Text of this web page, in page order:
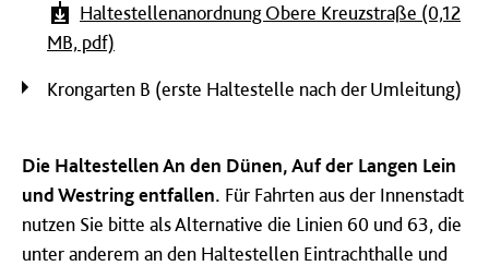
Haltestellenanordnung Obere Kreuzstraße (0,12
MB, pdf)
Krongarten B (erste Haltestelle nach der Umleitung)
Die Haltestellen An den Dünen, Auf der Langen Lein
und Westring entfallen. Für Fahrten aus der Innenstadt
nutzen Sie bitte als Alternative die Linien 60 und 63, die
unter anderem an den Haltestellen Eintrachthalle und